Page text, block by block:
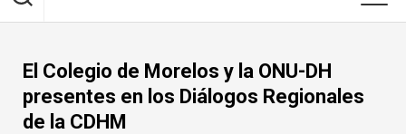
El Colegio de Morelos y la ONU-DH
presentes en los Diálogos Regionales
de la CDHM